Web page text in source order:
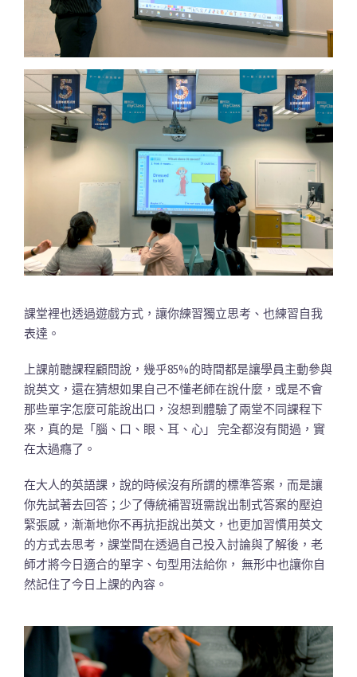
課堂裡也透過遊戲方式，讓你練習獨立思考、也練習自我
表達。
上課前聽課程顧問說，幾乎85%的時間都是讓學員主動參與
說英文，還在猜想如果自己不懂老師在說什麼，或是不會
那些單字怎麼可能說出口，沒想到體驗了兩堂不同課程下
來，真的是「腦、口、眼、耳、心」 完全都沒有閒過，實
在太過癮了。
在大人的英語課，說的時候沒有所謂的標準答案，而是讓
你先試著去回答；少了傳統補習班需說出制式答案的壓迫
緊張感，漸漸地你不再抗拒說出英文，也更加習慣用英文
的方式去思考，課堂間在透過自己投入討論與了解後，老
師才將今日適合的單字、句型用法給你， 無形中也讓你自
然記住了今日上課的內容。